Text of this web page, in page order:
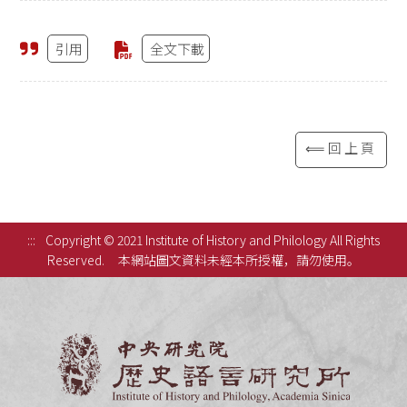
引用 全文下載
⟸回上頁
:::
Copyright © 2021 Institute of History and Philology All Rights
Reserved.
本網站圖文資料未經本所授權，請勿使用。